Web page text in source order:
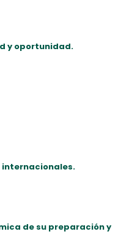
y oportunidad.
internacionales.
de su preparación y